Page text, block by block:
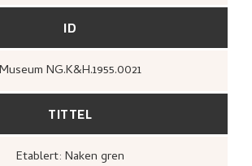
ID
Museum NG.K&H.1955.0021
TITTEL
Etablert: Naken gren